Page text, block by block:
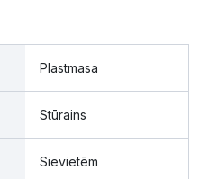
Plastmasa
Stūrains
Sievietēm